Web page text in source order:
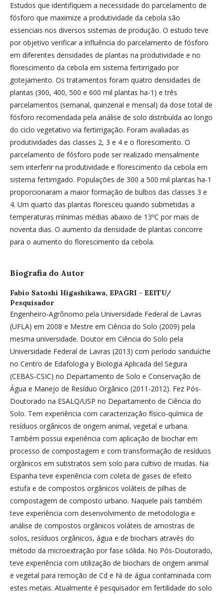
Estudos que identifiquem a necessidade do parcelamento de
fósforo que maximize a produtividade da cebola são
essenciais nos diversos sistemas de produção. O estudo teve
por objetivo verificar a influência do parcelamento de fósforo
em diferentes densidades de plantas na produtividade e no
florescimento da cebola em sistema fertirrigado por
gotejamento. Os tratamentos foram quatro densidades de
plantas (300, 400, 500 e 600 mil plantas ha-1) e três
parcelamentos (semanal, quinzenal e mensal) da dose total de
fósforo recomendada pela análise de solo distribuída ao longo
do ciclo vegetativo via fertirrigação. Foram avaliadas as
produtividades das classes 2, 3 e 4 e o florescimento. O
parcelamento de fósforo pode ser realizado mensalmente
sem interferir na produtividade e florescimento da cebola em
sistema fertirrigado. Populações de 300 a 500 mil plantas ha-1
proporcionaram a maior formação de bulbos das classes 3 e
4. Um quarto das plantas floresceu quando submetidas a
temperaturas mínimas médias abaixo de 13ºC por mais de
noventa dias. O aumento da densidade de plantas concorre
para o aumento do florescimento da cebola.
Biografia do Autor
Fabio Satoshi Higashikawa, EPAGRI - EEITU/
Pesquisador
Engenheiro-Agrônomo pela Universidade Federal de Lavras
(UFLA) em 2008 e Mestre em Ciência do Solo (2009) pela
mesma universidade. Doutor em Ciência do Solo pela
Universidade Federal de Lavras (2013) com período sanduíche
no Centro de Edafologia y Biologia Aplicada del Segura
(CEBAS-CSIC) no Departamento de Solo e Conservação de
Água e Manejo de Resíduo Orgânico (2011-2012). Fez Pós-
Doutorado na ESALQ/USP no Departamento de Ciência do
Solo. Tem experiência com caracterização físico-química de
resíduos orgânicos de origem animal, vegetal e urbana.
Também possui experiência com aplicação de biochar em
processo de compostagem e com transformação de resíduos
orgânicos em substratos sem solo para cultivo de mudas. Na
Espanha teve experiência com coleta de gases de efeito
estufa e de compostos orgânicos voláteis de pilhas de
compostagem de composto urbano. Naquele país também
teve experiência com desenvolvimento de metodologia e
análise de compostos orgânicos voláteis de amostras de
solos, resíduos orgânicos, água e de biochars através do
método da microextração por fase sólida. No Pós-Doutorado,
teve experiência com utilização de biochars de origem animal
e vegetal para remoção de Cd e Ni de água contaminada com
estes metais. Atualmente é pesquisador em fertilidade do solo